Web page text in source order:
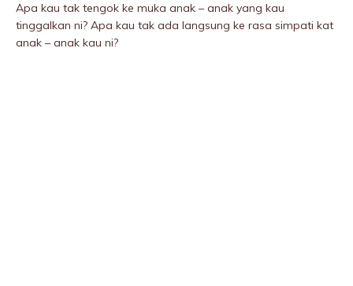
Apa kau tak tengok ke muka anak – anak yang kau
tinggalkan ni? Apa kau tak ada langsung ke rasa simpati kat
anak – anak kau ni?